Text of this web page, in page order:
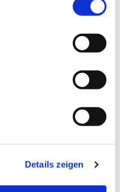
Details zeigen